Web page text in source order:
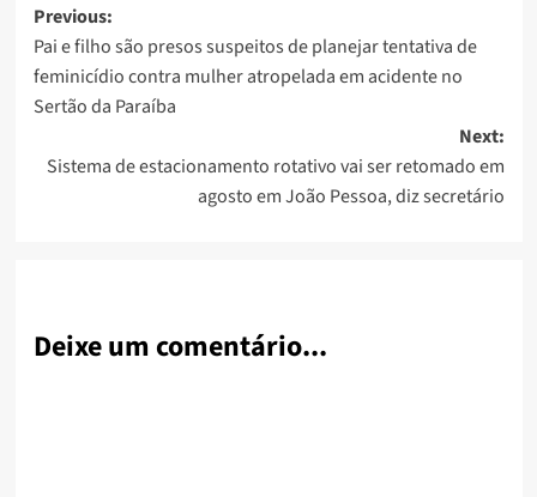
Post
navigation
Previous:
Pai e filho são presos suspeitos de planejar tentativa de
feminicídio contra mulher atropelada em acidente no
Sertão da Paraíba
Next:
Sistema de estacionamento rotativo vai ser retomado em
agosto em João Pessoa, diz secretário
Deixe um comentário...